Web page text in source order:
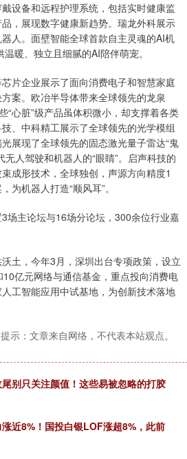
设备和远程护理系统，包括实时健康监
，展现数字健康新趋势。瑞龙外科展示
人。面壁智能全球首款自主灵魂的AI机
暖、独立且细腻的AI陪伴萌宠。
片企业展示了面向消费电子和智慧家庭
案。欧冶半导体带来全球领先的龙泉
“心脏”级产品虽体积微小，却支撑着各类
、中科精工展示了全球领先的光学模组
展现了全球领先的固态激光量子雷达“鬼
无人驾驶和机器人的“眼睛”。启声科技的
成形技术，全球独创，声源方向精度1
为机器人打造“顺风耳”。
场主论坛与16场分论坛，300余位行业嘉
土，今年3月，深圳出台专项政策，设立
亿元网络与通信基金，重点投向消费电
工智能应用中试基地，为创新技术落地
示：文章来自网络，不代表本站观点。
别只关注颜值！这些易被忽略的打胶
近8%！国投白银LOF涨超8%，此前